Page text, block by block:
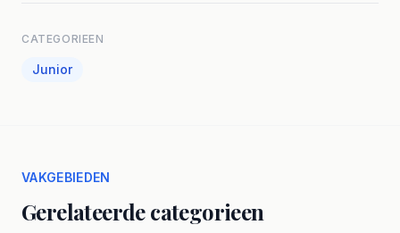
CATEGORIEEN
Junior
VAKGEBIEDEN
Gerelateerde categorieen